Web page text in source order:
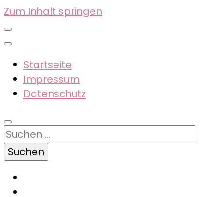
Zum Inhalt springen
Startseite
Impressum
Datenschutz
Suchen
nach: